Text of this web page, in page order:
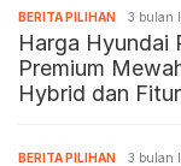
BERITA PILIHAN 3 bulan
Harga Hyundai
Premium
Hybrid dan
BERITA PILIHAN 3 bulan